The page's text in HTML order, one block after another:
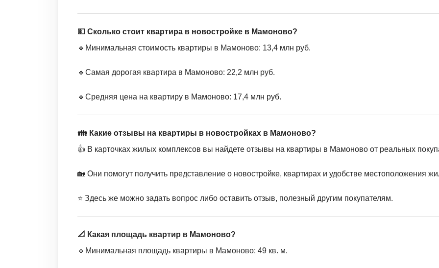
💵 Сколько стоит квартира в новостройке в Мамоново?
🔹Минимальная стоимость квартиры в Мамоново: 13,4 млн руб.
🔹Самая дорогая квартира в Мамоново: 22,2 млн руб.
🔹Средняя цена на квартиру в Мамоново: 17,4 млн руб.
👪 Какие отзывы на квартиры в новостройках в Мамоново?
👍 В карточках жилых комплексов вы найдете отзывы на квартиры в Мамоново от реальных
🏡 Они помогут получить представление о новостройке, квартирах и удобстве местоположения
⭐️ Здесь же можно задать вопрос либо оставить отзыв, полезный другим покупателям.
📐 Какая площадь квартир в Мамоново?
🔹Минимальная площадь квартиры в Мамоново: 49 кв. м.